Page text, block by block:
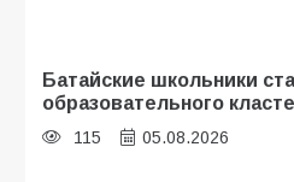
Батайские школьники
образовательного
115 05.08.2026